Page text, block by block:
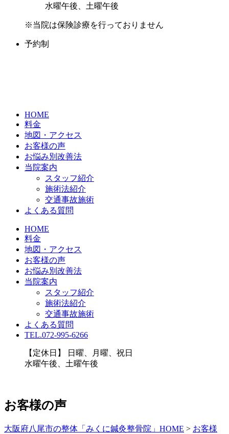
水曜午後、土曜午後
※当院は保険診療を行っておりません
予約制
HOME
料金
地図・アクセス
お客様の声
お悩み別改善法
当院案内
スタッフ紹介
施術法紹介
交通事故施術
よくある質問
HOME
料金
地図・アクセス
お客様の声
お悩み別改善法
当院案内
スタッフ紹介
施術法紹介
交通事故施術
よくある質問
TEL.072-995-6266
【定休日】 日曜、月曜、祝日
水曜午後、土曜午後
お客様の声
大阪府八尾市の整体「みくに鍼灸整骨院」HOME > お客様